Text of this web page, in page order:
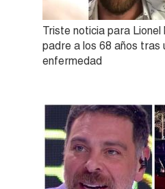
Triste noticia para Lionel
padre a los 68 años tras
enfermedad